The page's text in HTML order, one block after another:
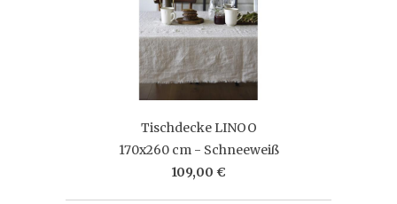
Tischdecke LINOO
170x260 cm - Schneeweiß
109,00 €